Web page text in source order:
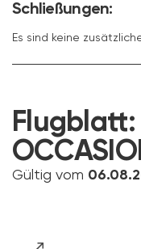
Schließungen:
Es sind keine
Flugblatt:
Gültig vom